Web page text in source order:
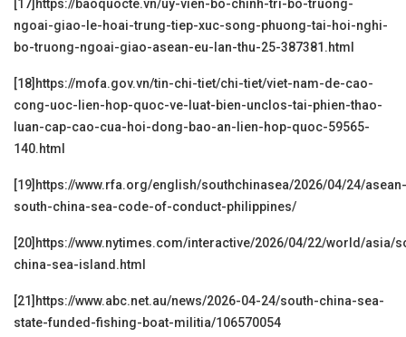
[17] https://baoquocte.vn/uy-vien-bo-chinh-tri-bo-truong-
ngoai-giao-le-hoai-trung-tiep-xuc-song-phuong-tai-hoi-nghi-
bo-truong-ngoai-giao-asean-eu-lan-thu-25-387381.html
[18] https://mofa.gov.vn/tin-chi-tiet/chi-tiet/viet-nam-de-cao-
cong-uoc-lien-hop-quoc-ve-luat-bien-unclos-tai-phien-thao-
luan-cap-cao-cua-hoi-dong-bao-an-lien-hop-quoc-59565-
140.html
[19] https://www.rfa.org/english/southchinasea/2026/04/24/asean-
south-china-sea-code-of-conduct-philippines/
[20] https://www.nytimes.com/interactive/2026/04/22/world/asia/
china-sea-island.html
[21] https://www.abc.net.au/news/2026-04-24/south-china-sea-
state-funded-fishing-boat-militia/106570054